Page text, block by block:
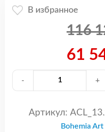
В избранное
116
61
- +
Артикул:
Bohemia